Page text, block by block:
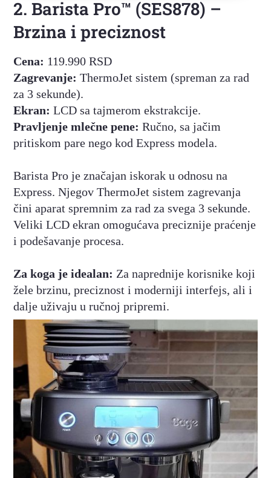
2. Barista Pro™ (SES878) –
Brzina i preciznost
Cena: 119.990 RSD
Zagrevanje: ThermoJet sistem (spreman za rad
za 3 sekunde).
Ekran: LCD sa tajmerom ekstrakcije.
Pravljenje mlečne pene: Ručno, sa jačim
pritiskom pare nego kod Express modela.
Barista Pro je značajan iskorak u odnosu na
Express. Njegov ThermoJet sistem zagrevanja
čini aparat spremnim za rad za svega 3 sekunde.
Veliki LCD ekran omogućava preciznije praćenje
i podešavanje procesa.
Za koga je idealan: Za naprednije korisnike koji
žele brzinu, preciznost i moderniji interfejs, ali i
dalje uživaju u ručnoj pripremi.